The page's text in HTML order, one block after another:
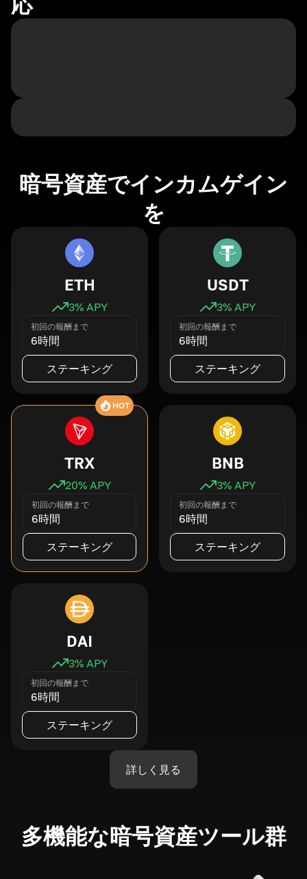
暗号資産でインカムゲイン
を
ETH
3% APY
初回の報酬まで
6時間
ステーキング
USDT
3% APY
初回の報酬まで
6時間
ステーキング
HOT
TRX
20% APY
初回の報酬まで
6時間
ステーキング
BNB
3% APY
初回の報酬まで
6時間
ステーキング
DAI
3% APY
初回の報酬まで
6時間
ステーキング
詳しく見る
多機能な暗号資産ツール群